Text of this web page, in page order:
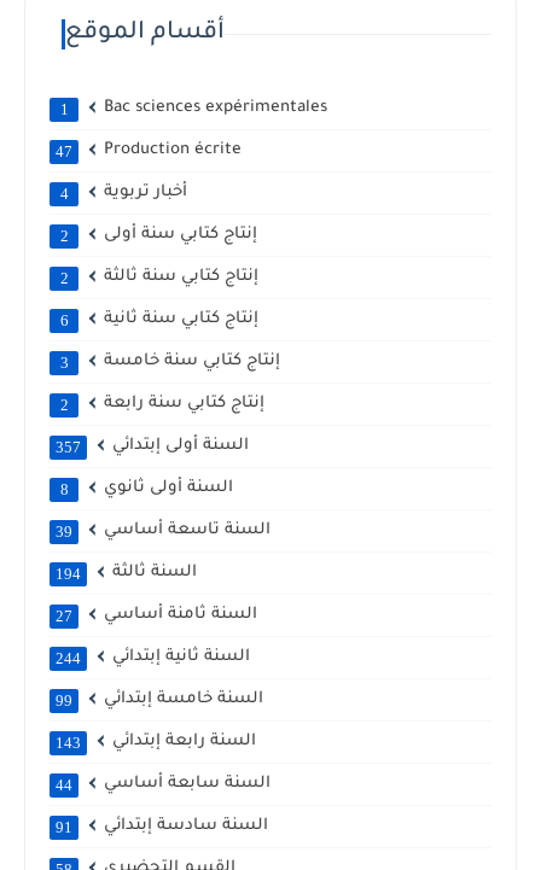
أقسام الموقع
Bac sciences expérimentales
1
Production écrite
47
أخبار تربوية 4
إنتاج كتابي سنة أولى 2
إنتاج كتابي سنة ثالثة 2
إنتاج كتابي سنة ثانية 6
إنتاج كتابي سنة خامسة 3
إنتاج كتابي سنة رابعة 2
السنة أولى إبتدائي 357
السنة أولى ثانوي 8
السنة تاسعة أساسي 39
السنة ثالثة 194
السنة ثامنة أساسي 27
السنة ثانية إبتدائي 244
السنة خامسة إبتدائي 99
السنة رابعة إبتدائي 143
السنة سابعة أساسي 44
السنة سادسة إبتدائي 91